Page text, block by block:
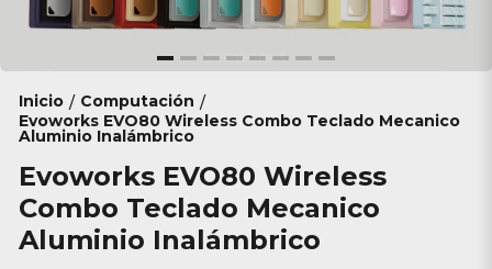
Inicio / Computación /
Evoworks EVO80 Wireless Combo Teclado Mecanico
Aluminio Inalámbrico
Evoworks EVO80 Wireless
Combo Teclado Mecanico
Aluminio Inalámbrico